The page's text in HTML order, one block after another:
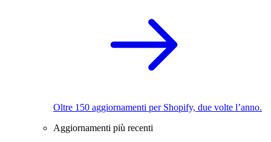
Oltre 150 aggiornamenti per Shopify, due volte l’anno.
Aggiornamenti più recenti